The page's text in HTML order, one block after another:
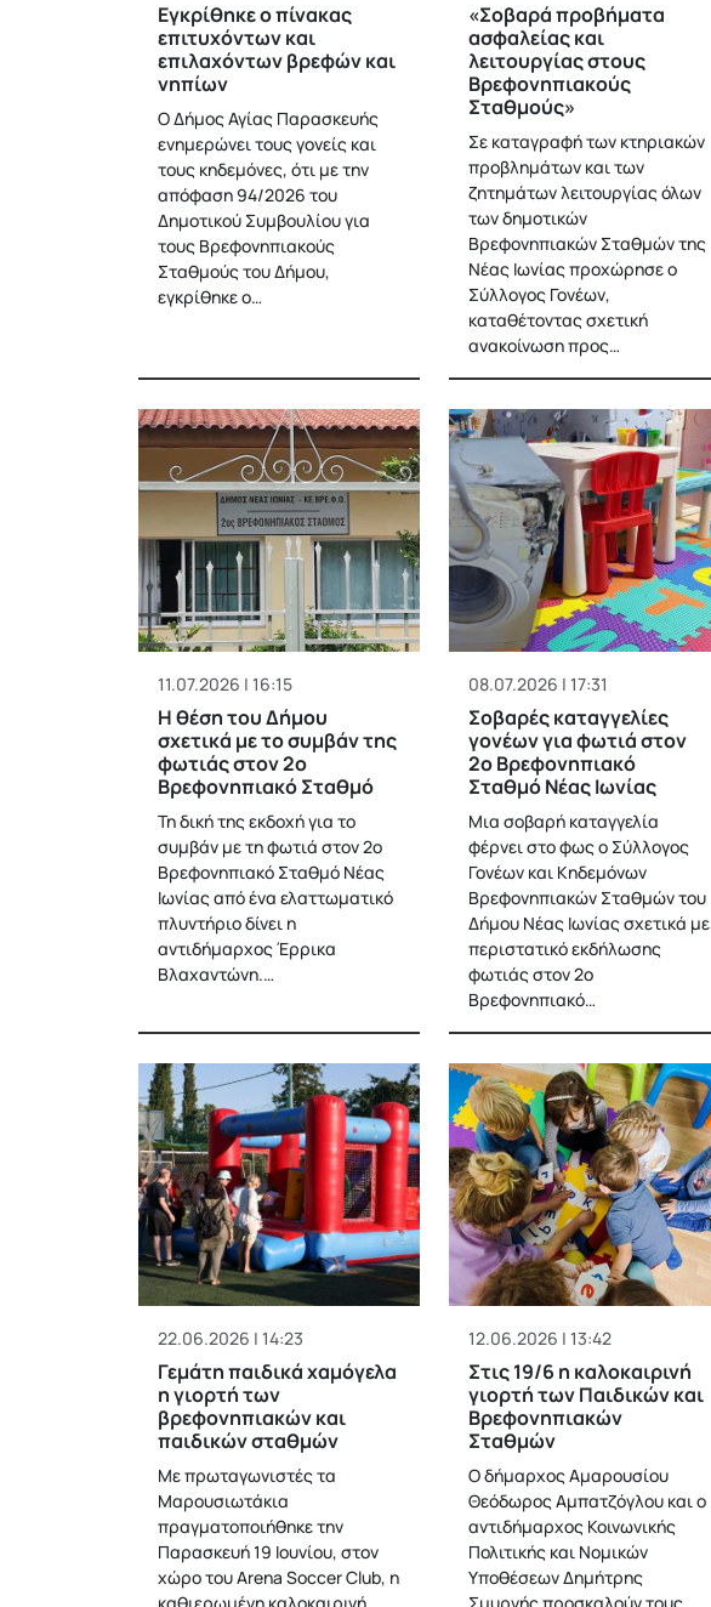
Εγκρίθηκε ο πίνακας
επιτυχόντων και
επιλαχόντων βρεφών και
νηπίων
Ο Δήμος Αγίας Παρασκευής
ενημερώνει τους γονείς και
τους κηδεμόνες, ότι με την
απόφαση 94/2026 του
Δημοτικού Συμβουλίου για
τους Βρεφονηπιακούς
Σταθμούς του Δήμου,
εγκρίθηκε ο…
«Σοβαρά προβήματα
ασφαλείας και
λειτουργίας στους
Βρεφονηπιακούς
Σταθμούς»
Σε καταγραφή των κτηριακών
προβλημάτων και των
ζητημάτων λειτουργίας όλων
των δημοτικών
Βρεφονηπιακών Σταθμών της
Νέας Ιωνίας προχώρησε ο
Σύλλογος Γονέων,
καταθέτοντας σχετική
ανακοίνωση προς…
11.07.2026 | 16:15
Η θέση του Δήμου
σχετικά με το συμβάν της
φωτιάς στον 2ο
Βρεφονηπιακό Σταθμό
Τη δική της εκδοχή για το
συμβάν με τη φωτιά στον 2ο
Βρεφονηπιακό Σταθμό Νέας
Ιωνίας από ένα ελαττωματικό
πλυντήριο δίνει η
αντιδήμαρχος Έρρικα
Βλαχαντώνη.…
08.07.2026 | 17:31
Σοβαρές καταγγελίες
γονέων για φωτιά στον
2ο Βρεφονηπιακό
Σταθμό Νέας Ιωνίας
Μια σοβαρή καταγγελία
φέρνει στο φως ο Σύλλογος
Γονέων και Κηδεμόνων
Βρεφονηπιακών Σταθμών του
Δήμου Νέας Ιωνίας σχετικά με
περιστατικό εκδήλωσης
φωτιάς στον 2ο
Βρεφονηπιακό…
22.06.2026 | 14:23
Γεμάτη παιδικά χαμόγελα
η γιορτή των
βρεφονηπιακών και
παιδικών σταθμών
Με πρωταγωνιστές τα
Μαρουσιωτάκια
πραγματοποιήθηκε την
Παρασκευή 19 Ιουνίου, στον
χώρο του Arena Soccer Club, η
12.06.2026 | 13:42
Στις 19/6 η καλοκαιρινή
γιορτή των Παιδικών και
Βρεφονηπιακών
Σταθμών
Ο δήμαρχος Αμαρουσίου
Θεόδωρος Αμπατζόγλου και ο
αντιδήμαρχος Κοινωνικής
Πολιτικής και Νομικών
Υποθέσεων Δημήτρης